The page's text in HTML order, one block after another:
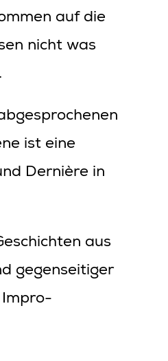
auf die
nicht was
ist eine
Dernière in
aus
gegenseitiger
Impro-